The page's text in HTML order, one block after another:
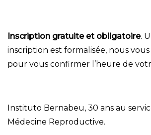
Inscription gratuite et obligatoire.
inscription est formalisée, nous
pour vous confirmer l’heure de
Instituto Bernabeu, 30 ans au
Médecine Reproductive.